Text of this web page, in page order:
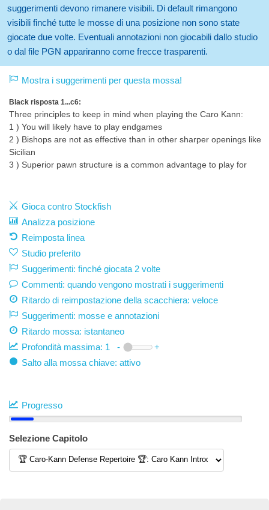
suggerimenti devono rimanere visibili. Di default rimangono
visibili finché tutte le mosse di una posizione non sono state
giocate due volte. Eventuali annotazioni non giocabili dallo studio
o dal file PGN appariranno come frecce trasparenti.
Mostra i suggerimenti per questa mossa!
Black risposta 1...c6:
Three principles to keep in mind when playing the Caro Kann:
1 ) You will likely have to play endgames
2 ) Bishops are not as effective than in other sharper openings like
Sicilian
3 ) Superior pawn structure is a common advantage to play for
Gioca contro Stockfish
Analizza posizione
Reimposta linea
Studio preferito
Suggerimenti: finché giocata 2 volte
Commenti: quando vengono mostrati i suggerimenti
Ritardo di reimpostazione della scacchiera: veloce
Suggerimenti: mosse e annotazioni
Ritardo mossa: istantaneo
Profondità massima: 1 -
+
Salto alla mossa chiave: attivo
Progresso
Selezione Capitolo